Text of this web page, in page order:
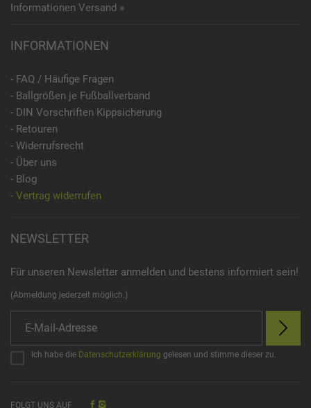
Informationen Versand »
INFORMATIONEN
- FAQ / Häufige Fragen
- Ballgrößen je Fußballverband
- DIN Vorschriften Kippsicherung
- Retouren
- Widerrufsrecht
- Über uns
- Blog
- Vertrag widerrufen
NEWSLETTER
Für unseren Newsletter anmelden und bestens informiert sein!
(Abmeldung jederzeit möglich.)
Ich habe die Datenschutzerklärung gelesen und stimme dieser zu.
FOLGT UNS AUF